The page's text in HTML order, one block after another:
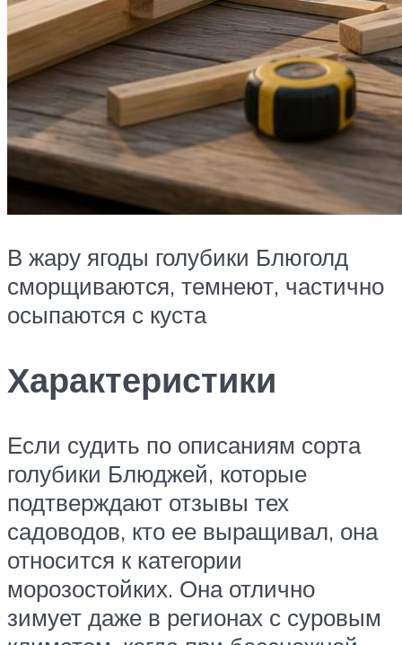
В жару ягоды голубики Блюголд
сморщиваются, темнеют, частично
осыпаются с куста
Характеристики
Если судить по описаниям сорта
голубики Блюджей, которые
подтверждают отзывы тех
садоводов, кто ее выращивал, она
относится к категории
морозостойких. Она отлично
зимует даже в регионах с суровым